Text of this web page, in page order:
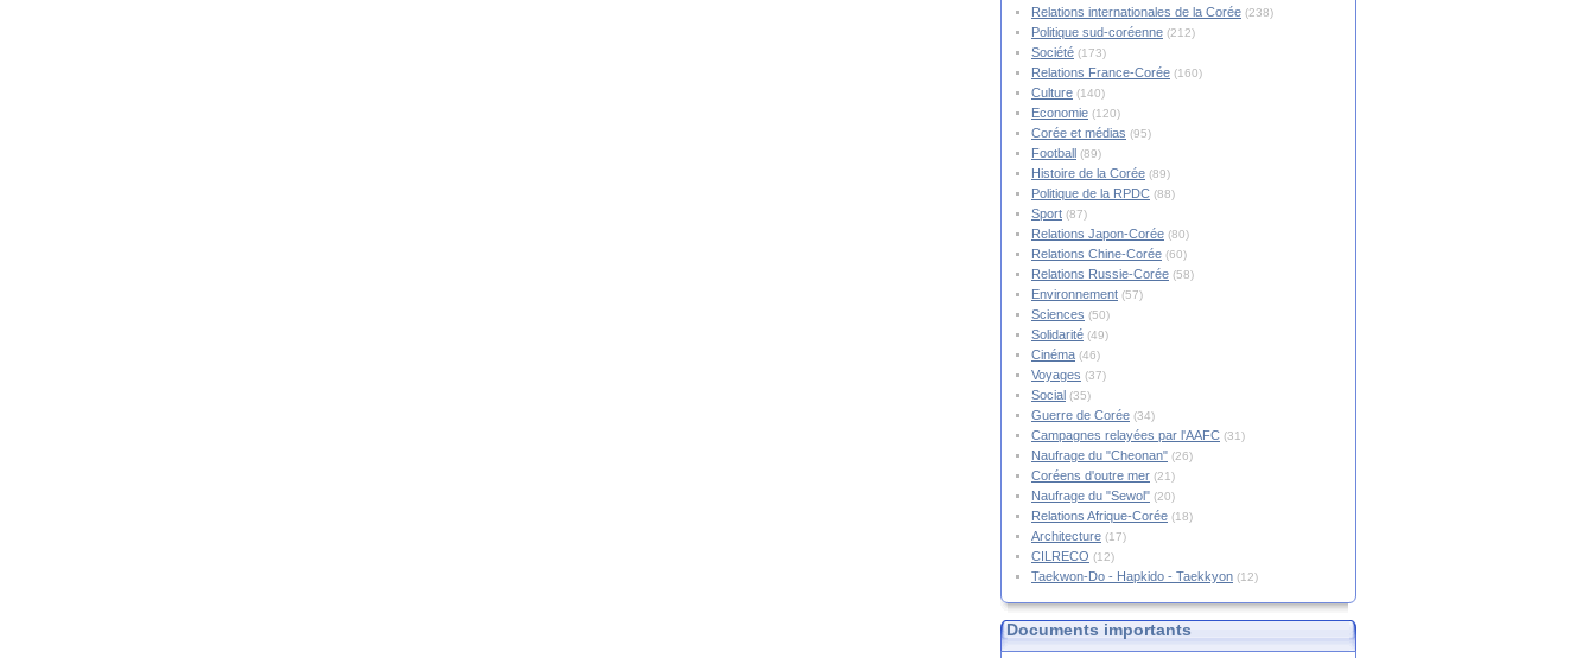
Relations internationales de la Corée (238)
Politique sud-coréenne (212)
Société (173)
Relations France-Corée (160)
Culture (140)
Economie (120)
Corée et médias (95)
Football (89)
Histoire de la Corée (89)
Politique de la RPDC (88)
Sport (87)
Relations Japon-Corée (80)
Relations Chine-Corée (60)
Relations Russie-Corée (58)
Environnement (57)
Sciences (50)
Solidarité (49)
Cinéma (46)
Voyages (37)
Social (35)
Guerre de Corée (34)
Campagnes relayées par l'AAFC (31)
Naufrage du "Cheonan" (26)
Coréens d'outre mer (21)
Naufrage du "Sewol" (20)
Relations Afrique-Corée (18)
Architecture (17)
CILRECO (12)
Taekwon-Do - Hapkido - Taekkyon (12)
Documents importants